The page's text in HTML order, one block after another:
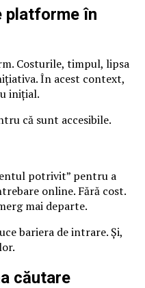
platforme în
Costurile, timpul, lipsa
În acest context,
inițial.
că sunt accesibile.
potrivit” pentru a
online. Fără cost.
mai departe.
bariera de intrare. Și,
căutare